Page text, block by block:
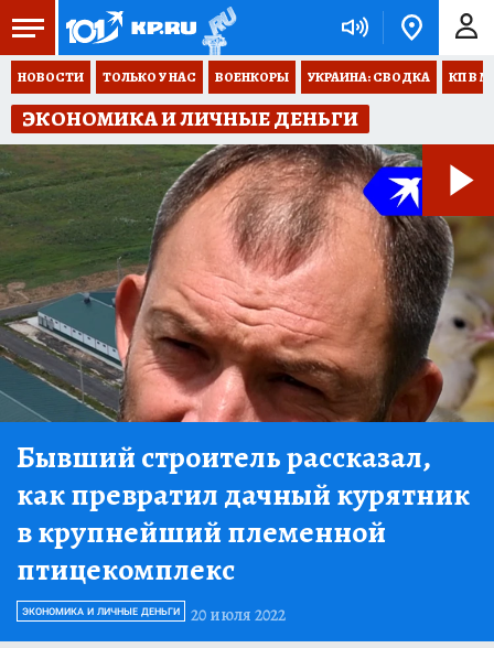
НОВОСТИ ТОЛЬКО У НАС ВОЕНКОРЫ УКРАИНА: СВОДКА КП В
ЭКОНОМИКА И ЛИЧНЫЕ ДЕНЬГИ
Бывший строитель рассказал,
как превратил дачный курятник
в крупнейший племенной
птицекомплекс
20 июля 2022
ЭКОНОМИКА И ЛИЧНЫЕ ДЕНЬГИ